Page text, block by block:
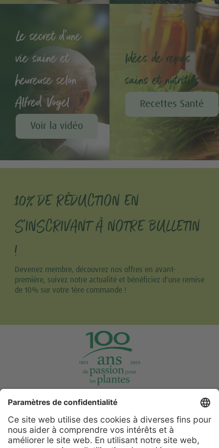
Le secret d'une
vie saine et
heureuse selon
Alfred Vogel
Voir la vidéo
Idées de repas
sains et nutritifs
Recettes Santé
10% DE RÉDUCTION EN
S'INSCRIVANT À NOTRE BULLETIN
!
Devenez membre, découvrez nos offres en avant-
première, suivez notre actualité et bénéficiez d'une remise
de 10% sur votre 1ère commande !
Support
Share this selection Tweet